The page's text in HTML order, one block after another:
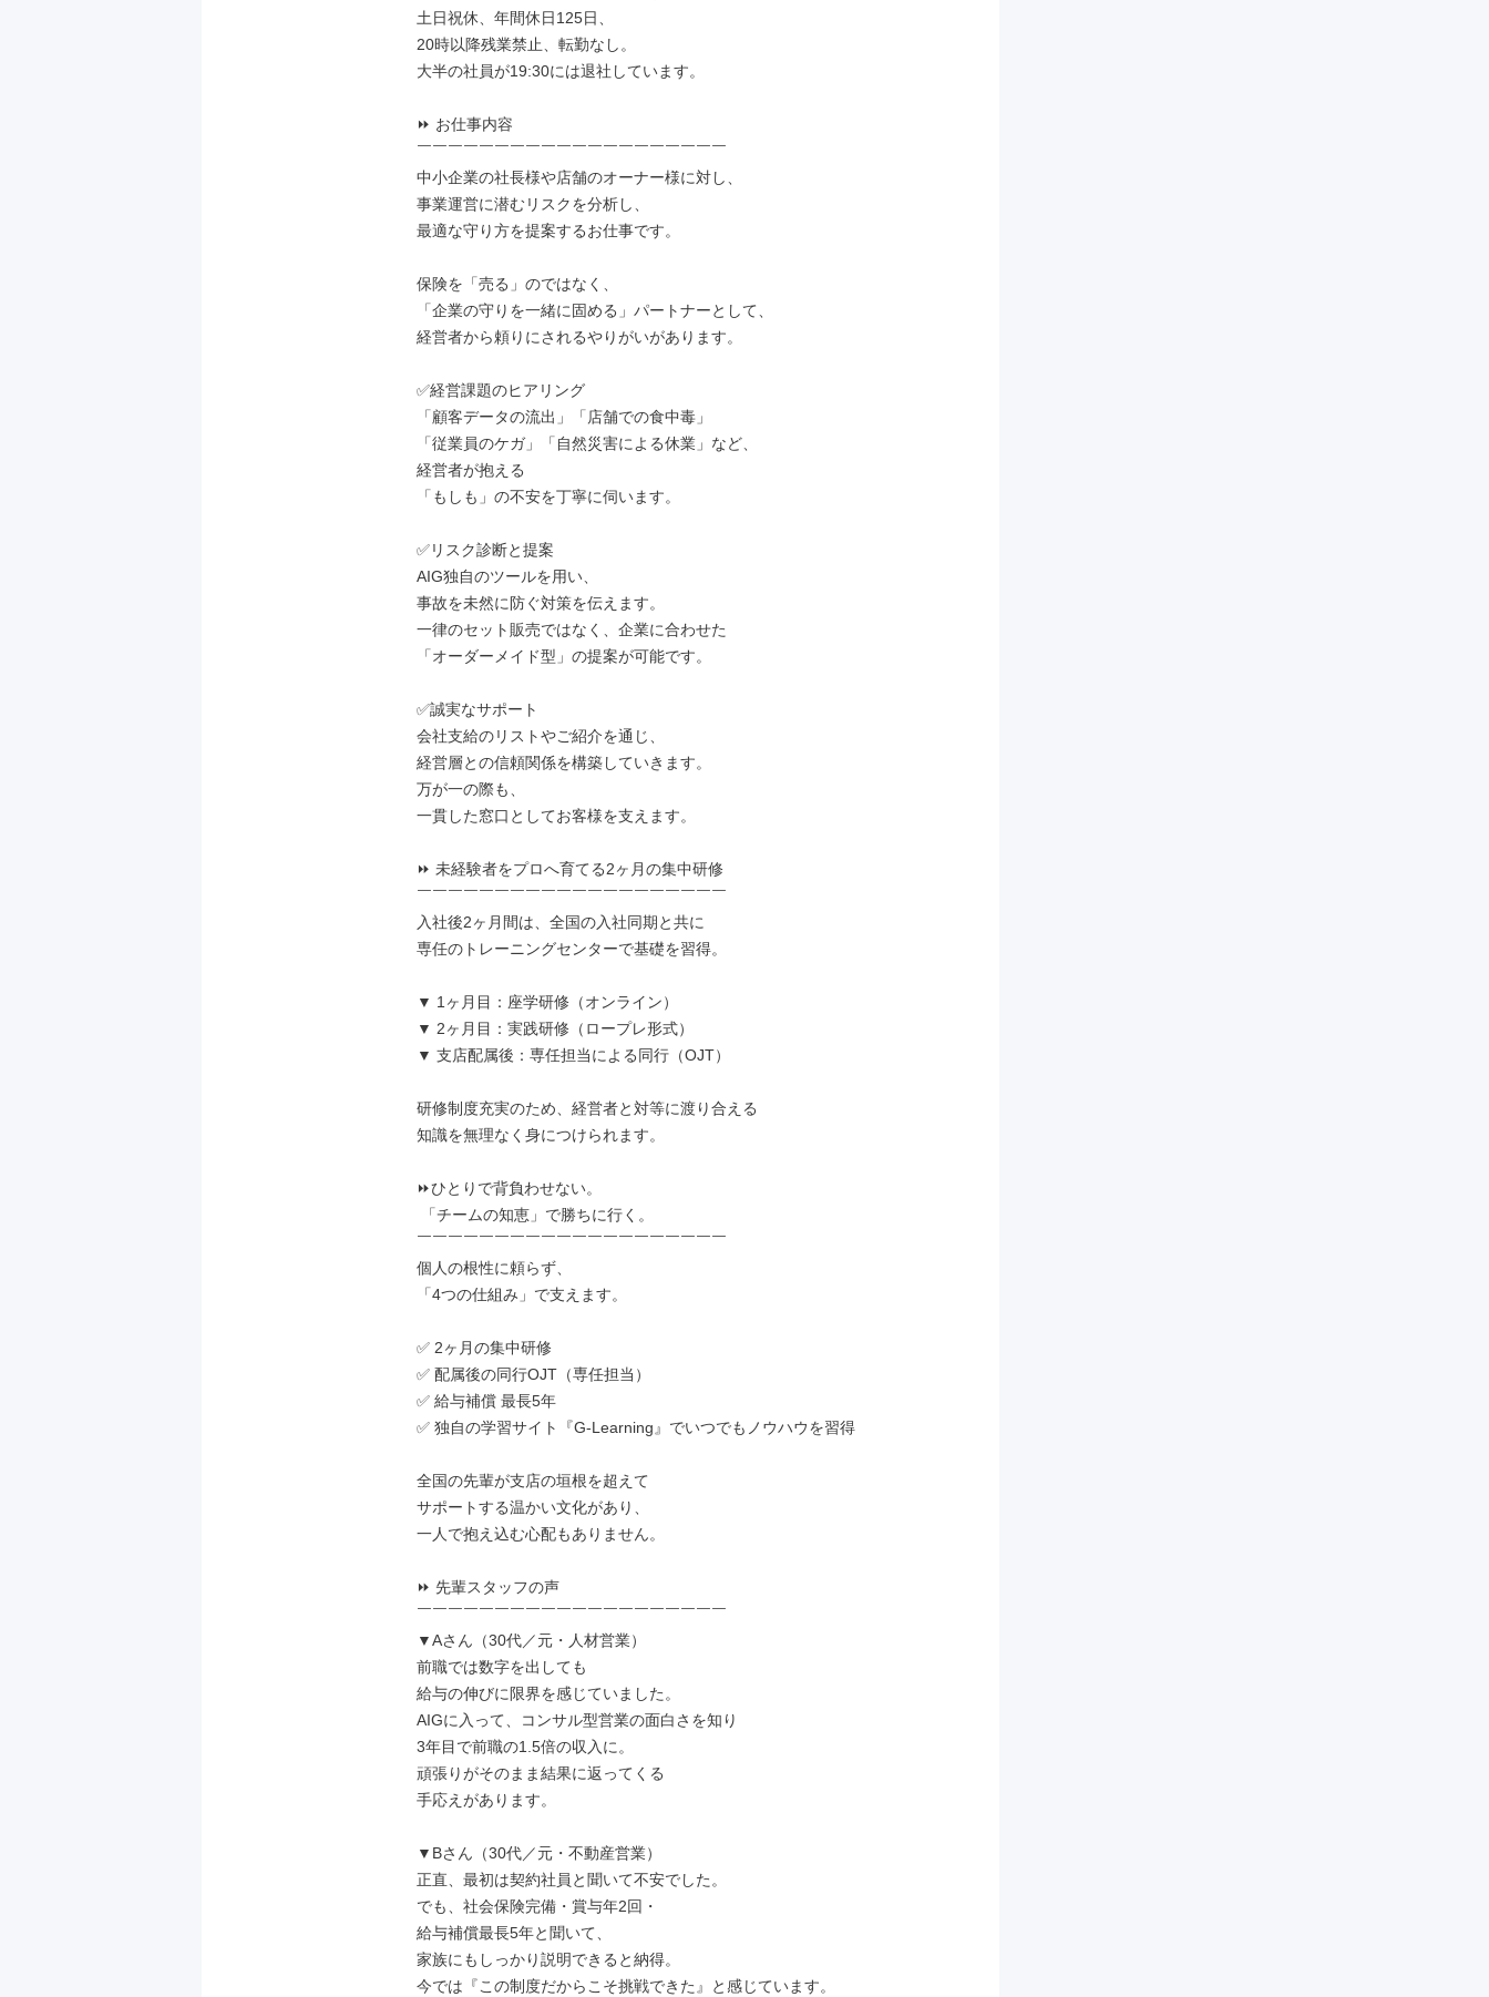
土日祝休、年間休日125日、
20時以降残業禁止、転勤なし。
大半の社員が19:30には退社しています。
⏩ お仕事内容
￣￣￣￣￣￣￣￣￣￣￣￣￣￣￣￣￣￣￣￣
中小企業の社長様や店舗のオーナー様に対し、
事業運営に潜むリスクを分析し、
最適な守り方を提案するお仕事です。
保険を「売る」のではなく、
「企業の守りを一緒に固める」パートナーとして、
経営者から頼りにされるやりがいがあります。
✅経営課題のヒアリング
「顧客データの流出」「店舗での食中毒」
「従業員のケガ」「自然災害による休業」など、
経営者が抱える
「もしも」の不安を丁寧に伺います。
✅リスク診断と提案
AIG独自のツールを用い、
事故を未然に防ぐ対策を伝えます。
一律のセット販売ではなく、企業に合わせた
「オーダーメイド型」の提案が可能です。
✅誠実なサポート
会社支給のリストやご紹介を通じ、
経営層との信頼関係を構築していきます。
万が一の際も、
一貫した窓口としてお客様を支えます。
⏩ 未経験者をプロへ育てる2ヶ月の集中研修
￣￣￣￣￣￣￣￣￣￣￣￣￣￣￣￣￣￣￣￣
入社後2ヶ月間は、全国の入社同期と共に
専任のトレーニングセンターで基礎を習得。
▼ 1ヶ月目：座学研修（オンライン）
▼ 2ヶ月目：実践研修（ロープレ形式）
▼ 支店配属後：専任担当による同行（OJT）
研修制度充実のため、経営者と対等に渡り合える
知識を無理なく身につけられます。
⏩ひとりで背負わせない。
￣￣￣￣￣￣￣￣￣￣￣￣￣￣￣￣￣￣￣￣
個人の根性に頼らず、
「4つの仕組み」で支えます。
✅ 2ヶ月の集中研修
✅ 配属後の同行OJT（専任担当）
✅ 給与補償 最長5年
✅ 独自の学習サイト『G-Learning』でいつでもノウハウを習得
全国の先輩が支店の垣根を超えて
サポートする温かい文化があり、
一人で抱え込む心配もありません。
⏩ 先輩スタッフの声
￣￣￣￣￣￣￣￣￣￣￣￣￣￣￣￣￣￣￣￣
▼Aさん（30代／元・人材営業）
前職では数字を出しても
給与の伸びに限界を感じていました。
AIGに入って、コンサル型営業の面白さを知り
3年目で前職の1.5倍の収入に。
頑張りがそのまま結果に返ってくる
手応えがあります。
▼Bさん（30代／元・不動産営業）
正直、最初は契約社員と聞いて不安でした。
でも、社会保険完備・賞与年2回・
給与補償最長5年と聞いて、
家族にもしっかり説明できると納得。
今では『この制度だからこそ挑戦できた』と感じています。